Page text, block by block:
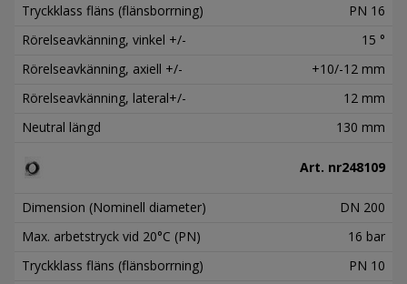
Tryckklass fläns (flänsborrning)
PN 16
Rörelseavkänning, vinkel +/-
15 °
Rörelseavkänning, axiell +/-
+10/-12 mm
Rörelseavkänning, lateral+/-
12 mm
Neutral längd
130 mm
Art. nr248109
Dimension (Nominell diameter)
DN 200
Max. arbetstryck vid 20°C (PN)
16 bar
Tryckklass fläns (flänsborrning)
PN 10